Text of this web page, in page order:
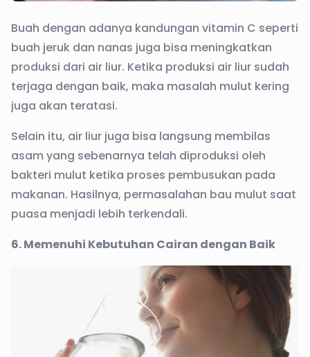
Buah dengan adanya kandungan vitamin C seperti
buah jeruk dan nanas juga bisa meningkatkan
produksi dari air liur. Ketika produksi air liur sudah
terjaga dengan baik, maka masalah mulut kering
juga akan teratasi.
Selain itu, air liur juga bisa langsung membilas
asam yang sebenarnya telah diproduksi oleh
bakteri mulut ketika proses pembusukan pada
makanan. Hasilnya, permasalahan bau mulut saat
puasa menjadi lebih terkendali.
6. Memenuhi Kebutuhan Cairan dengan Baik